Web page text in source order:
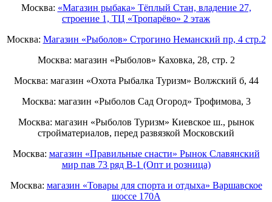
Москва: «Магазин рыбака» Тёплый Стан, владение 27,
строение 1, ТЦ «Тропарёво» 2 этаж
Москва: Магазин «Рыболов» Строгино Неманский пр, 4 стр.2
Москва: магазин «Рыболов» Каховка, 28, стр. 2
Москва: магазин «Охота Рыбалка Туризм» Волжский б, 44
Москва: магазин «Рыболов Сад Огород» Трофимова, 3
Москва: магазин «Рыболов Туризм» Киевское ш., рынок
стройматериалов, перед развязкой Московский
Москва: магазин «Правильные снасти» Рынок Славянский
мир пав 73 ряд B-1 (Опт и розница)
Москва: магазин «Товары для спорта и отдыха» Варшавское
шоссе 170А